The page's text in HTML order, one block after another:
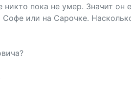
пока не умер. Значит он
или на Сарочке.